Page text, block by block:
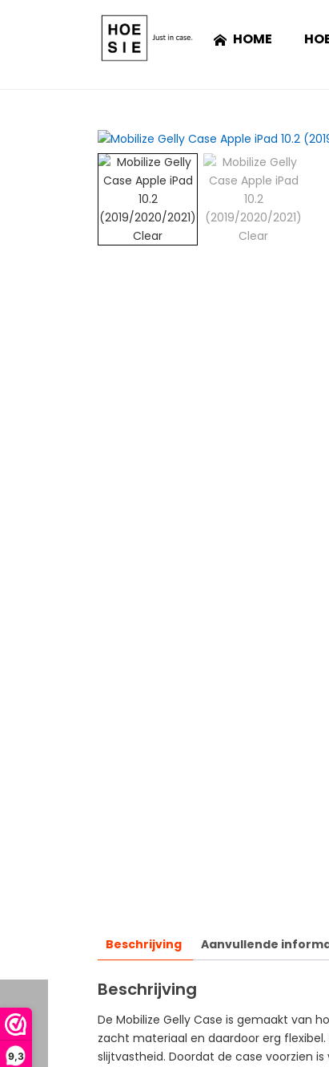
9,3
HOME
Beschrijving Aanvullende
Beschrijving
De Mobilize Gelly Case is gemaakt van
zacht materiaal en daardoor erg
slijtvastheid. Doordat de case voorzien